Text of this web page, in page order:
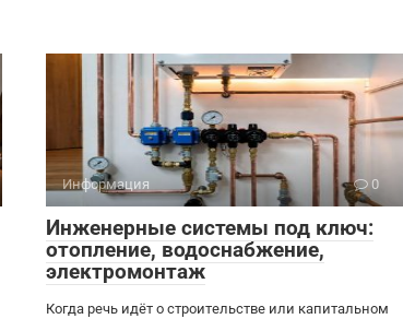
Информация 0
Инженерные системы под ключ:
отопление, водоснабжение,
электромонтаж
Когда речь идёт о строительстве или капитальном